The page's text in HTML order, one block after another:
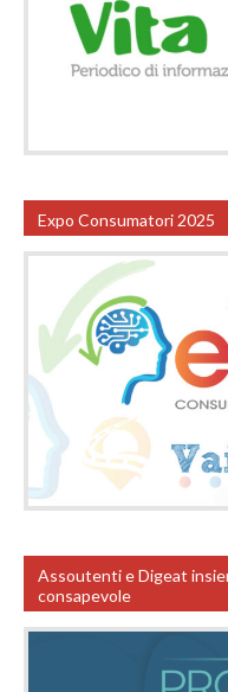
Expo Consumatori 2025
Assoutenti e Digeat
consapevole